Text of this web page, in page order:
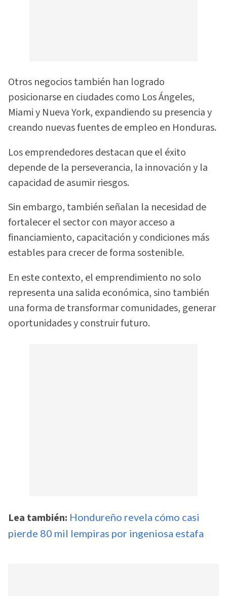
Otros negocios también han logrado
posicionarse en ciudades como Los Ángeles,
Miami y Nueva York, expandiendo su presencia y
creando nuevas fuentes de empleo en Honduras.
Los emprendedores destacan que el éxito
depende de la perseverancia, la innovación y la
capacidad de asumir riesgos.
Sin embargo, también señalan la necesidad de
fortalecer el sector con mayor acceso a
financiamiento, capacitación y condiciones más
estables para crecer de forma sostenible.
En este contexto, el emprendimiento no solo
representa una salida económica, sino también
una forma de transformar comunidades, generar
oportunidades y construir futuro.
Lea también: Hondureño revela cómo casi
pierde 80 mil lempiras por ingeniosa estafa